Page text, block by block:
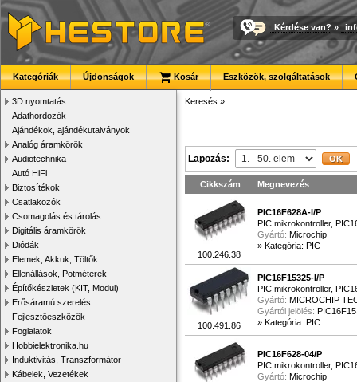
Kérdése van? »
Kategóriák Újdonságok Kosár Eszközök, szolgáltatások
3D nyomtatás
Adathordozók
Ajándékok, ajándékutalványok
Analóg áramkörök
Audiotechnika
Autó HiFi
Biztosítékok
Csatlakozók
Csomagolás és tárolás
Digitális áramkörök
Diódák
Elemek, Akkuk, Töltők
Ellenállások, Potméterek
Építőkészletek (KIT, Modul)
Erősáramú szerelés
Fejlesztőeszközök
Foglalatok
Hobbielektronika.hu
Induktivitás, Transzformátor
Kábelek, Vezetékek
Keresés »
Lapozás:
Cikkszám Megnevezés
100.246.38
PIC16F628A-I/P
PIC mikrokontroller,
Gyártó: Microchip
» Kategória: PIC
100.491.86
PIC16F15325-I/P
PIC mikrokontroller,
Gyártó: MICROCHIP
Gyártói jelölés:
» Kategória: PIC
PIC16F628-04/P
PIC mikrokontroller,
Gyártó: Microchip